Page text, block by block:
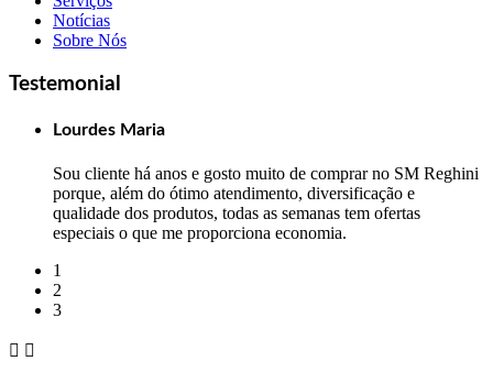
Notícias
Sobre Nós
Testemonial
Lourdes Maria
Sou cliente há anos e gosto muito de comprar no SM Reghini
porque, além do ótimo atendimento, diversificação e
qualidade dos produtos, todas as semanas tem ofertas
especiais o que me proporciona economia.
1
2
3
 